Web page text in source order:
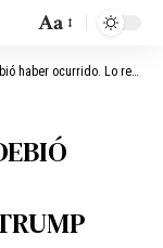
Aa
dice Trump tras un encuentro con Zelenski